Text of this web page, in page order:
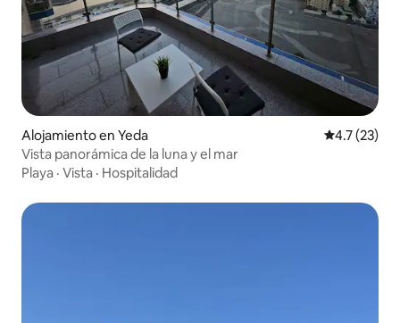
Alojamiento en Yeda Calificación
4.7 (23)
Vista panorámica de la luna y el mar
Playa · Vista · Hospitalidad